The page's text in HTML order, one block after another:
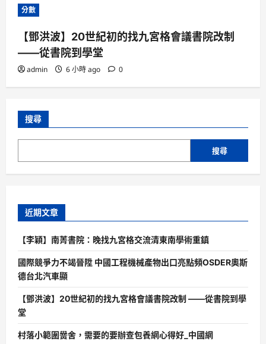
分數
【鄧洪波】20世紀初的找九宮格會議書院改制
——從書院到學堂
admin 6 小時 ago 0
搜尋
搜尋
近期文章
【李穎】南菁書院：晚找九宮格交流清東南學術重鎮
國際競爭力不竭晉陞 中國工程機械產物出口亮點頻OSDER奧斯
德台北汽車顯
【鄧洪波】20世紀初的找九宮格會議書院改制 ——從書院到學
堂
村落小範圍黌舍，需要的要辦查包養網心得好_中國網